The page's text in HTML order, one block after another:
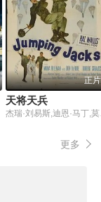
正片
天将天兵
杰
更多